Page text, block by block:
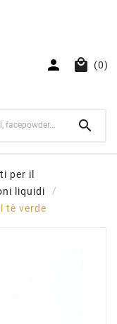
  (0)

per il
liquidi
tè verde